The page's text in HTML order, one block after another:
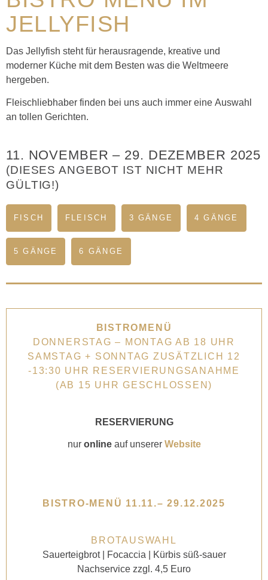
JELLYFISH
Das Jellyfish steht für herausragende, kreative und
moderner Küche mit dem Besten was die Weltmeere
hergeben.
Fleischliebhaber finden bei uns auch immer eine Auswahl
an tollen Gerichten.
11. NOVEMBER – 29. DEZEMBER 2025
(DIESES ANGEBOT IST NICHT MEHR
GÜLTIG!)
FISCH FLEISCH 3 GÄNGE 4 GÄNGE
5 GÄNGE 6 GÄNGE
BISTROMENÜ
DONNERSTAG – MONTAG AB 18 UHR
SAMSTAG + SONNTAG ZUSÄTZLICH 12
-13:30 UHR RESERVIERUNGSANAHME
(AB 15 UHR GESCHLOSSEN)
RESERVIERUNG
nur onlineauf unserer Website
BISTRO-MENÜ 11.11.– 29.12.2025
BROTAUSWAHL
Sauerteigbrot | Focaccia | Kürbis süß-sauer
Nachservice zzgl. 4,5 Euro